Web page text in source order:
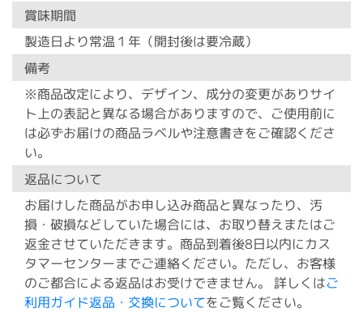
賞味期間
製造日より常温１年（開封後は要冷蔵）
備考
※商品改定により、デザイン、成分の変更がありサイ
ト上の表記と異なる場合がありますので、ご使用前に
は必ずお届けの商品ラベルや注意書きをご確認くださ
い。
返品について
お届けした商品がお申し込み商品と異なったり、汚
損・破損などしていた場合には、お取り替えまたはご
返金させていただきます。商品到着後8日以内にカス
タマーセンターまでご連絡ください。ただし、お客様
のご都合による返品はお受けできません。 詳しくはご
利用ガイド返品・交換についてをご覧ください。